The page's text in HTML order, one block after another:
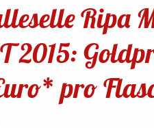
Ripa
2015:
pro